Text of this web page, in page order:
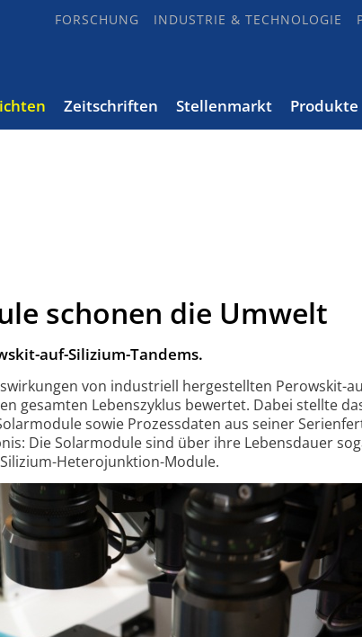
FORSCHUNG INDUSTRIE & TECHNOLOGIE
Zeitschriften Stellenmarkt Produkte
schonen die Umwelt
auf-Silizium-Tandems.
von industriell herge­stellten Perowskit-
gesamten Lebenszyklus bewertet. Dabei stellte
sowie Prozess­daten aus seiner
Die Solarmodule sind über ihre Lebensdauer
Hetero­junktion-Module.